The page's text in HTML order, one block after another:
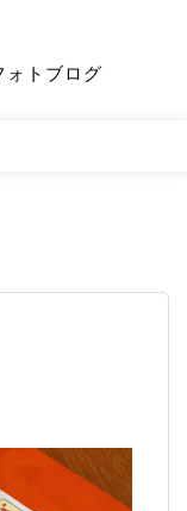
トブログ